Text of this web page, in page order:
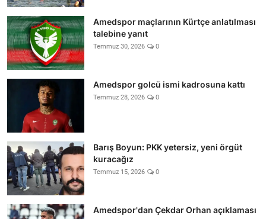
Amedspor maçlarının Kürtçe anlatılması
talebine yanıt
Temmuz 30, 2026 0
Amedspor golcü ismi kadrosuna kattı
Temmuz 28, 2026 0
Barış Boyun: PKK yetersiz, yeni örgüt
kuracağız
Temmuz 15, 2026 0
Amedspor'dan Çekdar Orhan açıklaması